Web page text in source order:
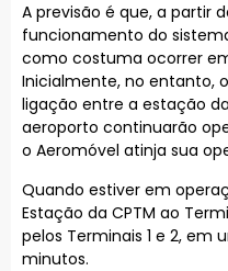
A previsão é que, a partir
funcionamento do
como costuma ocorrer
Inicialmente, no entanto,
ligação entre a estação
aeroporto continuarão
o Aeromóvel atinja sua
Quando estiver em
Estação da CPTM ao
pelos Terminais 1 e 2, em
minutos.